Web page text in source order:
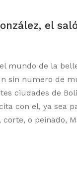
el
mundo de la
sin numero de
ciudades de
con el, ya sea
corte, o peinado,